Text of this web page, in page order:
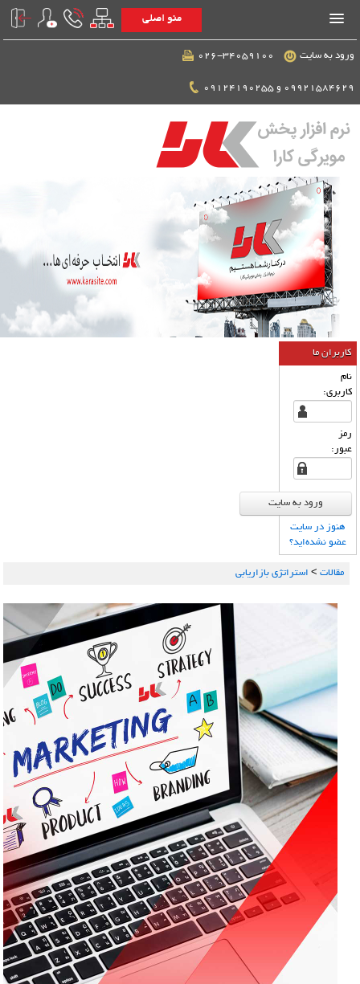
منو اصلی
ورود به سایت
کاربران ما
نام
كاربری:
رمز
عبور:
هنوز در سایت
عضو نشده‌اید؟
مقالات > استراتژی بازاریابی